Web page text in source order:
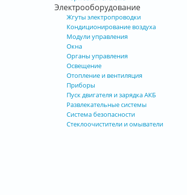
Электрооборудование
Жгуты электропроводки
Кондиционирование воздуха
Модули управления
Окна
Органы управления
Освещение
Отопление и вентиляция
Приборы
Пуск двигателя и зарядка АКБ
Развлекательные системы
Система безопасности
Стеклоочистители и омыватели